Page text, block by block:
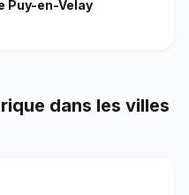
Puy-en-Velay
dans les villes